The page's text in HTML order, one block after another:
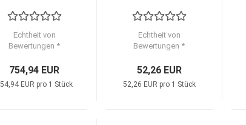
Echtheit von
Bewertungen *
754,94 EUR
EUR pro 1 Stück
Echtheit von
Bewertungen *
52,26 EUR
52,26 EUR pro 1 Stück